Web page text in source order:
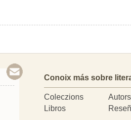
Conoix más sobre
Coleczions
Autors
Libros